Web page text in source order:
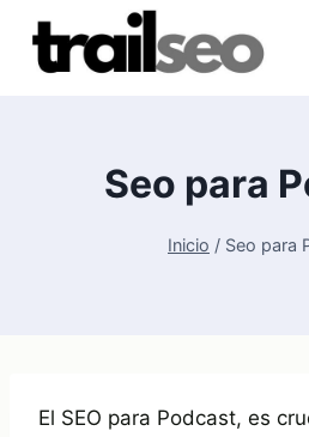
Saltar
contenido
Seo para
Inicio / Seo para
El SEO para Podcast, es